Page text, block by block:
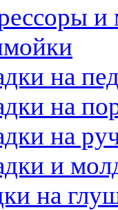
и
на
на
на
и
на